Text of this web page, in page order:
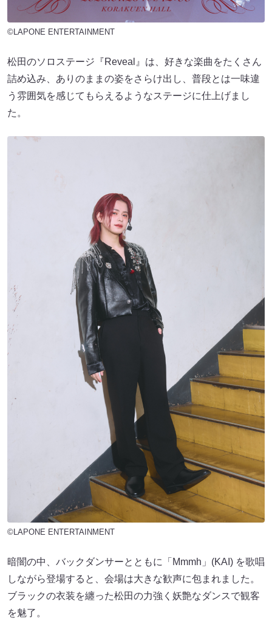
©LAPONE ENTERTAINMENT
松田のソロステージ『Reveal』は、好きな楽曲をたくさん
詰め込み、ありのままの姿をさらけ出し、普段とは一味違
う雰囲気を感じてもらえるようなステージに仕上げまし
た。
©LAPONE ENTERTAINMENT
暗闇の中、バックダンサーとともに「Mmmh」(KAI) を歌唱
しながら登場すると、会場は大きな歓声に包まれました。
ブラックの衣装を纏った松田の力強く妖艶なダンスで観客
を魅了。